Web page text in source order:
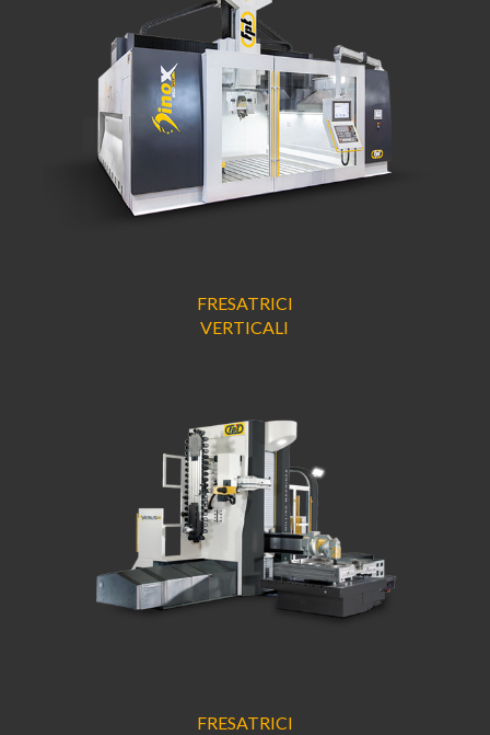
FRESATRICI
VERTICALI
FRESATRICI